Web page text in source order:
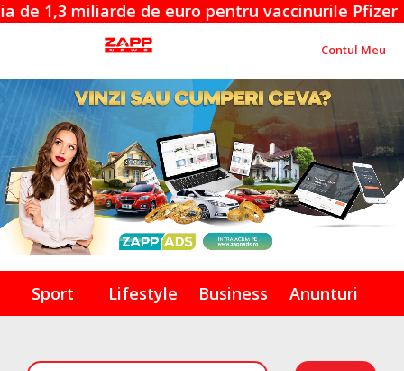
de euro pentru vaccinurile Pfizer
Contul Meu
Sport Lifestyle Business Anunturi